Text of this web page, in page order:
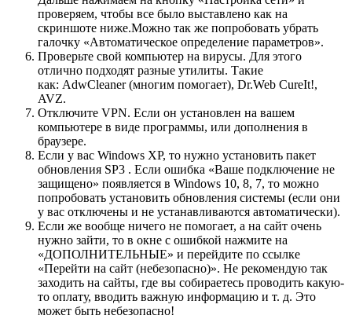
проверяем, чтобы все было выставлено как на
скриншоте ниже.Можно так же попробовать убрать
галочку «Автоматическое определение параметров».
Проверьте свой компьютер на вирусы. Для этого
отлично подходят разные утилиты. Такие
как: AdwCleaner(многим помогает), Dr.Web CureIt!,
AVZ.
Отключите VPN. Если он установлен на вашем
компьютере в виде программы, или дополнения в
браузере.
Если у вас Windows XP, то нужно установить пакет
обновления SP3 . Если ошибка «Ваше подключение не
защищено» появляется в Windows 10, 8, 7, то можно
попробовать установить обновления системы (если они
у вас отключены и не устанавливаются автоматически).
Если же вообще ничего не помогает, а на сайт очень
нужно зайти, то в окне с ошибкой нажмите на
«ДОПОЛНИТЕЛЬНЫЕ» и перейдите по ссылке
«Перейти на сайт (небезопасно)». Не рекомендую так
заходить на сайты, где вы собираетесь проводить какую-
то оплату, вводить важную информацию и т. д. Это
может быть небезопасно!